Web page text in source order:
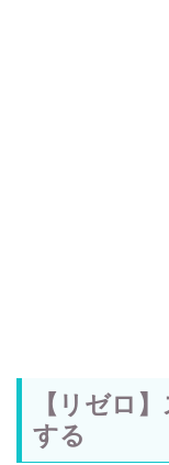
【リゼロ
する